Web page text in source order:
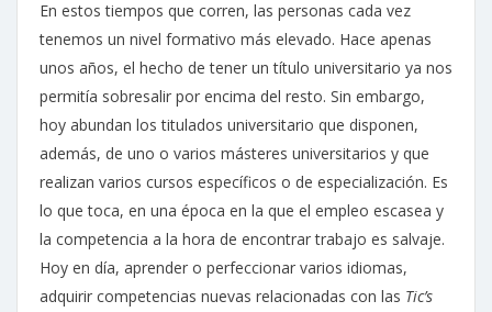
En estos tiempos que corren, las personas cada vez
tenemos un nivel formativo más elevado. Hace apenas
unos años, el hecho de tener un título universitario ya nos
permitía sobresalir por encima del resto. Sin embargo,
hoy abundan los titulados universitario que disponen,
además, de uno o varios másteres universitarios y que
realizan varios cursos específicos o de especialización. Es
lo que toca, en una época en la que el empleo escasea y
la competencia a la hora de encontrar trabajo es salvaje.
Hoy en día, aprender o perfeccionar varios idiomas,
adquirir competencias nuevas relacionadas con las Tic’s